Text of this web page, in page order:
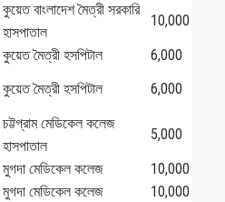
কুয়েত বাংলাদেশ মৈত্রী সরকারি
হাসপাতাল
10,000
কুয়েত মৈত্রী হসপিটাল
6,000
কুয়েত মৈত্রী হসপিটাল 6,000
চট্টগ্রাম মেডিকেল কলেজ
হাসপাতাল
5,000
মুগদা মেডিকেল কলেজ
10,000
মুগদা মেডিকেল কলেজ
10,000